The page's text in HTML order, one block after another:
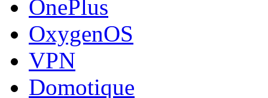
OnePlus
OxygenOS
VPN
Domotique